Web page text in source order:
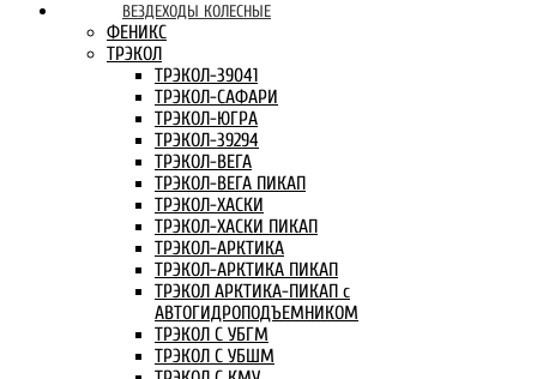
ВЕЗДЕХОДЫ КОЛЕСНЫЕ
ФЕНИКС
ТРЭКОЛ
ТРЭКОЛ-39041
ТРЭКОЛ-САФАРИ
ТРЭКОЛ-ЮГРА
ТРЭКОЛ-39294
ТРЭКОЛ-ВЕГА
ТРЭКОЛ-ВЕГА ПИКАП
ТРЭКОЛ-ХАСКИ
ТРЭКОЛ-ХАСКИ ПИКАП
ТРЭКОЛ-АРКТИКА
ТРЭКОЛ-АРКТИКА ПИКАП
ТРЭКОЛ АРКТИКА-ПИКАП с
АВТОГИДРОПОДЪЕМНИКОМ
ТРЭКОЛ С УБГМ
ТРЭКОЛ С УБШМ